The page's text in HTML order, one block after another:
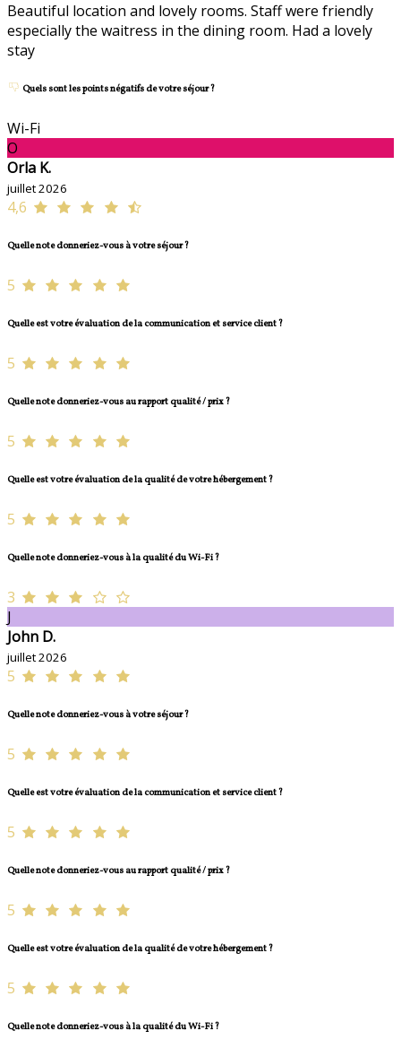
Beautiful location and lovely rooms. Staff were friendly
especially the waitress in the dining room. Had a lovely
stay
Quels sont les points négatifs de votre séjour ?
Wi-Fi
O
Orla K.
juillet 2026
4,6
Quelle note donneriez-vous à votre séjour ?
5
Quelle est votre évaluation de la communication et service client ?
5
Quelle note donneriez-vous au rapport qualité / prix ?
5
Quelle est votre évaluation de la qualité de votre hébergement ?
5
Quelle note donneriez-vous à la qualité du Wi-Fi ?
3
J
John D.
juillet 2026
5
Quelle note donneriez-vous à votre séjour ?
5
Quelle est votre évaluation de la communication et service client ?
5
Quelle note donneriez-vous au rapport qualité / prix ?
5
Quelle est votre évaluation de la qualité de votre hébergement ?
5
Quelle note donneriez-vous à la qualité du Wi-Fi ?